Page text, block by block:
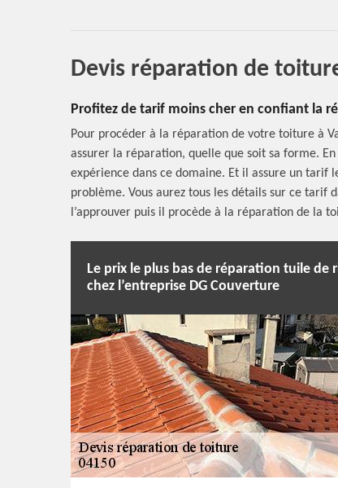
Devis réparation de
Profitez de tarif moins cher en confiant la
Pour procéder à la réparation de votre toiture à
assurer la réparation, quelle que soit sa forme.
expérience dans ce domaine. Et il assure un
problème. Vous aurez tous les détails sur ce tarif
l’approuver puis il procède à la réparation de la
Le prix le plus bas de réparation tuile de
chez l’entreprise DG Couverture